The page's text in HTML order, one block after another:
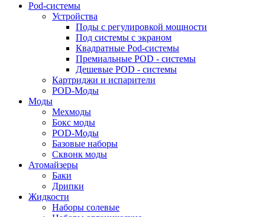
Pod-системы
Устройства
Поды с регулировкой мощности
Под системы с экраном
Квадратные Pod-системы
Премиальные POD - системы
Дешевые POD - системы
Картриджи и испарители
POD-Моды
Моды
Мехмоды
Бокс моды
POD-Моды
Базовые наборы
Сквонк моды
Атомайзеры
Баки
Дрипки
Жидкости
Наборы солевые